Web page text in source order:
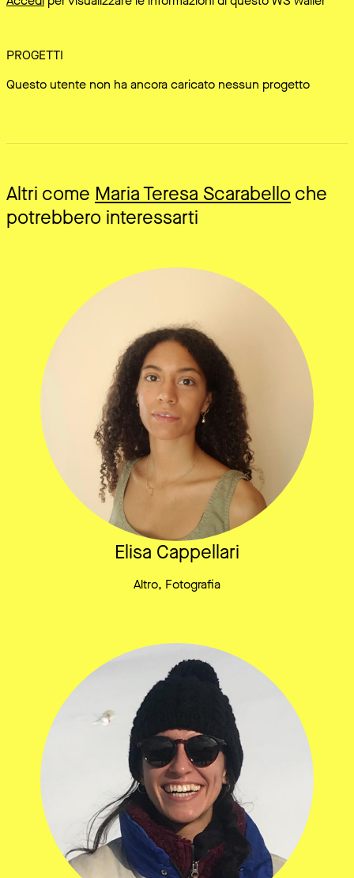
PROGETTI
Questo utente non ha ancora caricato nessun progetto
Altri come Maria Teresa Scarabello che
potrebbero interessarti
Elisa Cappellari
Altro, Fotografia